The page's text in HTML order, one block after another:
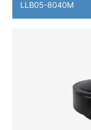
LLB05-8040M